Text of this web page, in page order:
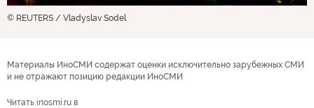
© REUTERS / Vladyslav Sodel
Материалы ИноСМИ содержат оценки исключительно зарубежных СМИ
и не отражают позицию редакции ИноСМИ
Читать inosmi.ru в